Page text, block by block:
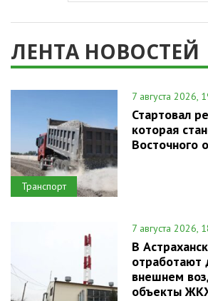
ЛЕНТА НОВОСТЕЙ
Транспорт
7 августа 2026,
Стартовал
которая
Восточного
7 августа 2026,
В
отработают
внешнем
объекты